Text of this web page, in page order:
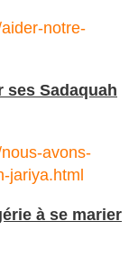
notre-
ses Sadaquah
avons-
jariya.html
à se marier